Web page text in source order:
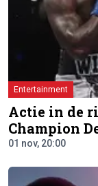
Entertainment
Actie in de
Champion
01 nov, 20:00